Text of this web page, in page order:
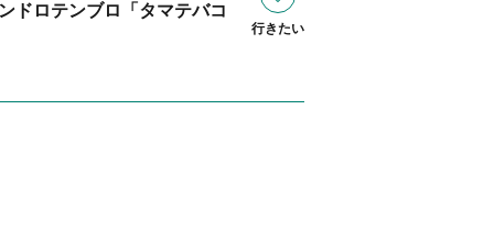
ドロテンブロ「タマテバコ
行きたい